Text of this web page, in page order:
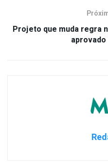
Projeto que muda regra
aprovado